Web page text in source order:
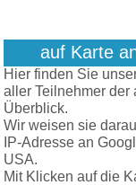
auf Karte
Hier finden Sie
aller Teilnehmer der
Überblick.
Wir weisen sie
IP-Adresse an
USA.
Mit Klicken auf die